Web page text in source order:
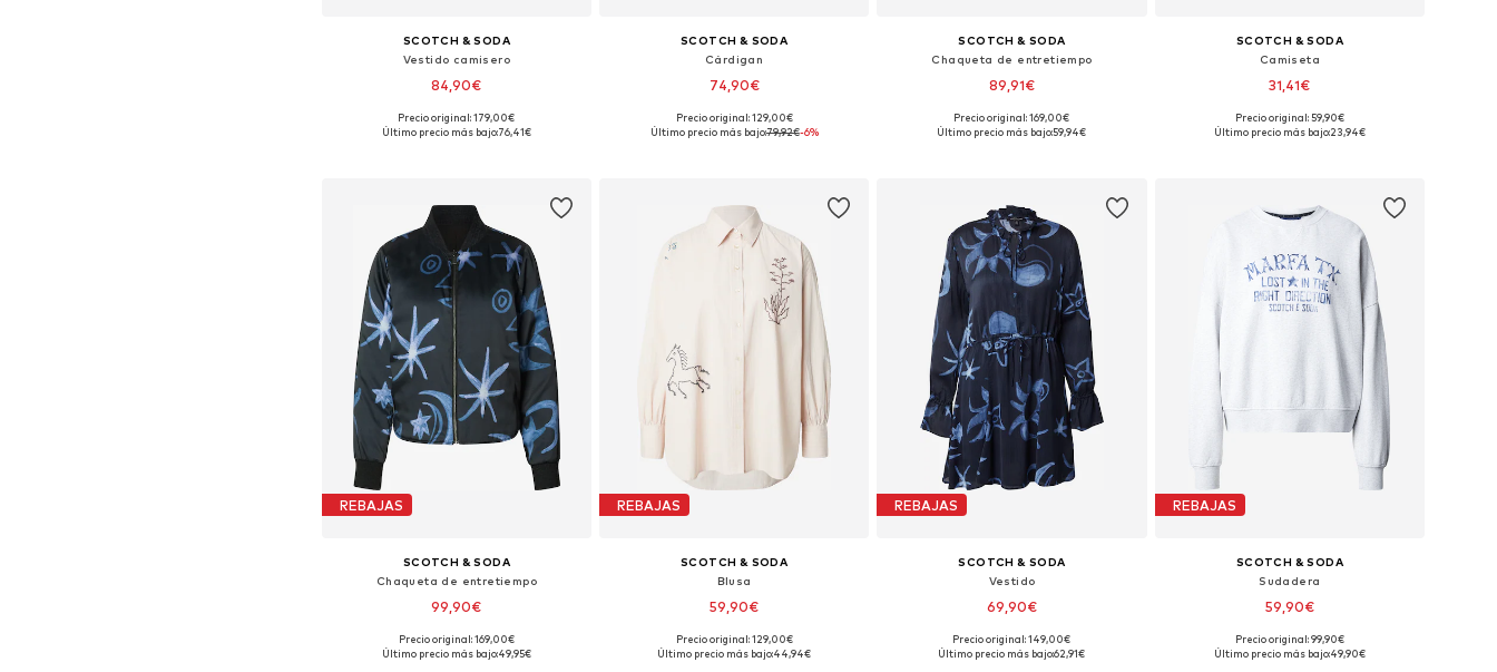
SCOTCH & SODA
Vestido camisero
84,90€
Tallas disponibles: 38, 40, 42
Precio original: 179,00€
Último precio más bajo:76,41€
SCOTCH & SODA
Cárdigan
74,90€
Tallas disponibles: XS, S, M, L
Precio original: 129,00€
Último precio más bajo:79,92€-6%
SCOTCH & SODA
Chaqueta de entretiempo
89,91€
Tallas disponibles: XS, S, M, L
Precio original: 169,00€
Último precio más bajo:59,94€
SCOTCH & SODA
Camiseta
31,41€
Tallas disponibles: XS, S, M, L, XL
Precio original: 59,90€
Último precio más bajo:23,94€
REBAJAS
SCOTCH & SODA
Chaqueta de entretiempo
99,90€
Tallas disponibles: XS, S, M, L
Precio original: 169,00€
Último precio más bajo:49,95€
REBAJAS
SCOTCH & SODA
Blusa
59,90€
Tallas disponibles: XS, S, M, L
Precio original: 129,00€
Último precio más bajo:44,94€
REBAJAS
SCOTCH & SODA
Vestido
69,90€
Tallas disponibles: 36, 38, 40, 42
Precio original: 149,00€
Último precio más bajo:62,91€
REBAJAS
SCOTCH & SODA
Sudadera
59,90€
Tallas disponibles: S, M
Precio original: 99,90€
Último precio más bajo:49,90€